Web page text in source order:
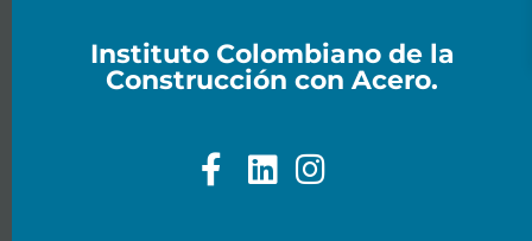
Instituto Colombiano de la
Construcción con Acero.